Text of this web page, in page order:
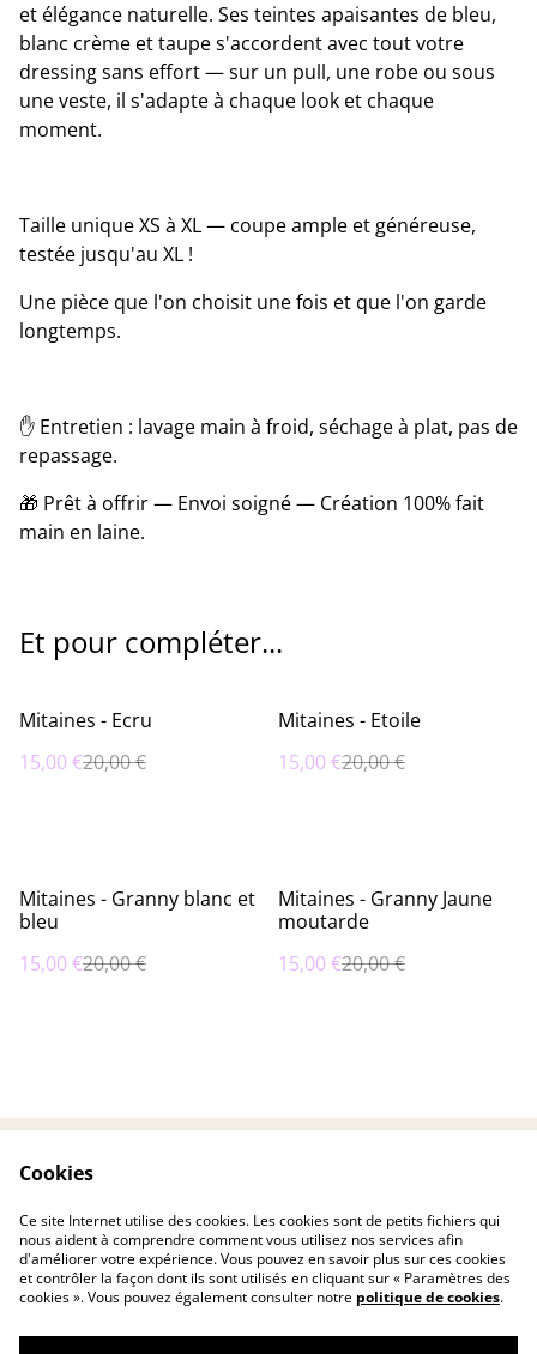
et élégance naturelle. Ses teintes apaisantes de bleu,
blanc crème et taupe s'accordent avec tout votre
dressing sans effort — sur un pull, une robe ou sous
une veste, il s'adapte à chaque look et chaque
moment.
Taille unique XS à XL — coupe ample et généreuse,
testée jusqu'au XL !
Une pièce que l'on choisit une fois et que l'on garde
longtemps.
✋ Entretien : lavage main à froid, séchage à plat, pas de
repassage.
🎁 Prêt à offrir — Envoi soigné — Création 100% fait
main en laine.
Et pour compléter...
%
Mitaines - Ecru
15,00 €20,00 €
%
Mitaines - Etoile
15,00 €20,00 €
%
Mitaines - Granny blanc et
bleu
15,00 €20,00 €
%
Mitaines - Granny Jaune
moutarde
15,00 €20,00 €
Politique de
confidentialité
Politique de cookies
Cookies
Ce site Internet utilise des cookies. Les cookies sont de petits fichiers qui
nous aident à comprendre comment vous utilisez nos services afin
d'améliorer votre expérience. Vous pouvez en savoir plus sur ces cookies
et contrôler la façon dont ils sont utilisés en cliquant sur « Paramètres des
cookies ». Vous pouvez également consulter notre politique de cookies.